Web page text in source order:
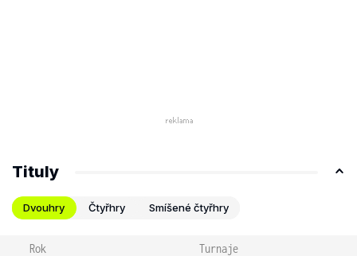
Tituly
Dvouhry Čtyřhry Smíšené čtyřhry
Rok Turnaje